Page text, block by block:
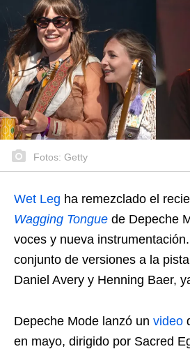
Fotos: Getty
Wet Leg ha remezclado el
Wagging Tongue de Depeche
voces y nueva
conjunto de versiones a la
Daniel Avery y Henning Baer,
Depeche Mode lanzó un video
en mayo, dirigido por Sacred